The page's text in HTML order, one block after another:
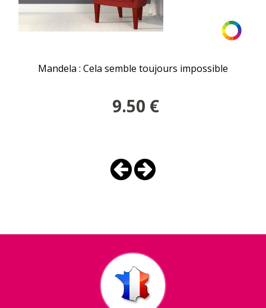
Mandela : Cela semble toujours impossible
9.50 €